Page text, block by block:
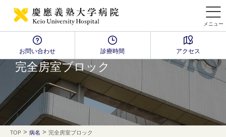
メニュー
お問い合わせ 診療時間 アクセス
Disease Name Search
完全房室ブロック
TOP > 病名 > 完全房室ブロック